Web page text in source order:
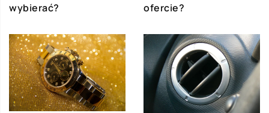
wybierać?
ofercie?